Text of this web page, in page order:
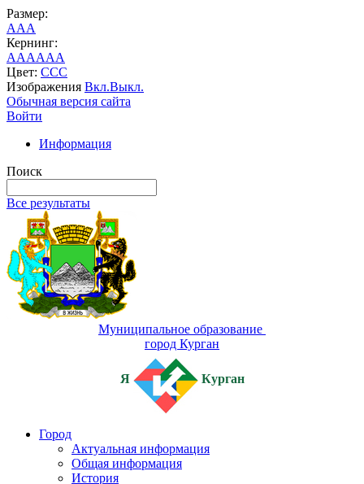
Размер:
AAA
Кернинг:
AAAAAA
Цвет: CCC
Изображения Вкл.Выкл.
Обычная версия сайта
Войти
Информация
Поиск
Все результаты
Муниципальное образование
город Курган
Я Курган
Город
Актуальная информация
Общая информация
История